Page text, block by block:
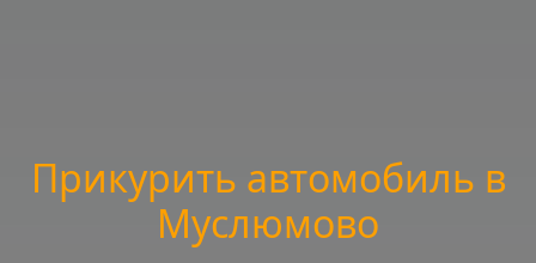
Прикурить автомобиль в
Муслюмово